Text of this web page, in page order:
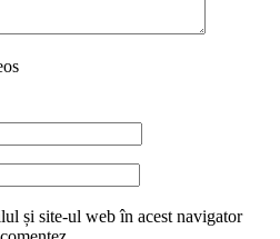
și site-ul web în acest navigator